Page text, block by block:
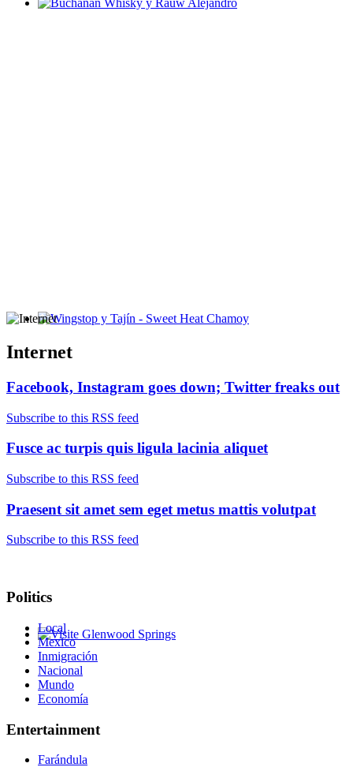
Glenwood Springs - Bello y Encantador
Internet
Facebook, Instagram goes down; Twitter freaks out
Subscribe to this RSS feed
Fusce ac turpis quis ligula lacinia aliquet
Subscribe to this RSS feed
Praesent sit amet sem eget metus mattis volutpat
Subscribe to this RSS feed
Politics
Local
Mexico
Inmigración
Nacional
Mundo
Economía
Entertainment
Farándula